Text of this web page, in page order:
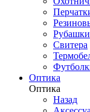
Рубашки
Свитера
Оптика
Оптика
Назад